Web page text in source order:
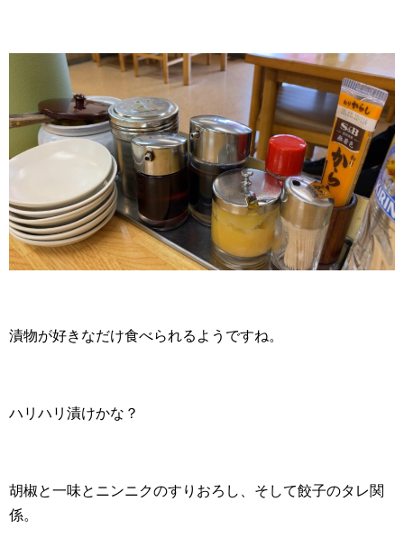
漬物が好きなだけ食べられるようですね。
ハリハリ漬けかな？
胡椒と一味とニンニクのすりおろし、そして餃子のタレ関
係。